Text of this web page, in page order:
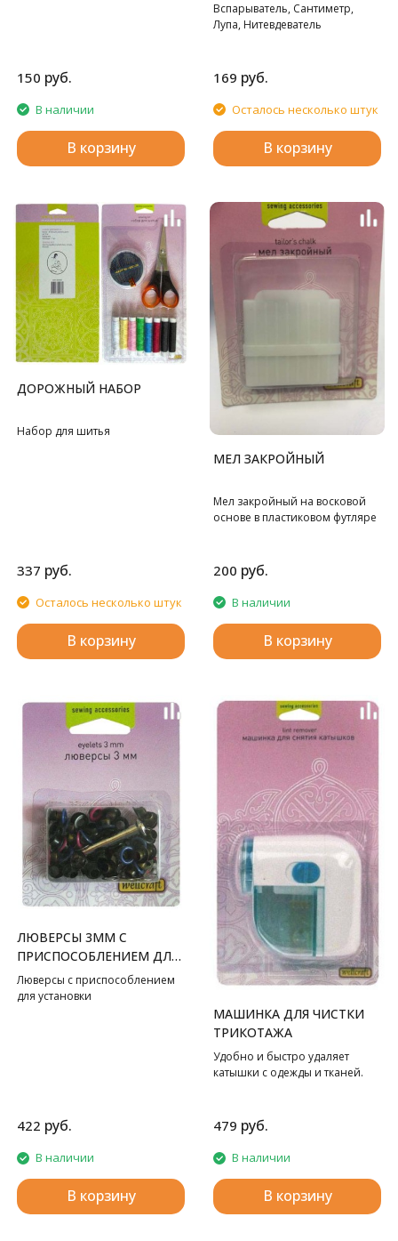
150 руб.
В наличии
В корзину
Вспарыватель, Сантиметр,
Лупа, Нитевдеватель
169 руб.
Осталось несколько штук
В корзину
ДОРОЖНЫЙ НАБОР
Набор для шитья
337 руб.
Осталось несколько штук
В корзину
МЕЛ ЗАКРОЙНЫЙ
Мел закройный на восковой
основе в пластиковом футляре
200 руб.
В наличии
В корзину
ЛЮВЕРСЫ 3ММ С
ПРИСПОСОБЛЕНИЕМ ДЛЯ
УСТАНОВКИ
Люверсы с приспособлением
для установки
422 руб.
В наличии
В корзину
МАШИНКА ДЛЯ ЧИСТКИ
ТРИКОТАЖА
Удобно и быстро удаляет
катышки с одежды и тканей.
479 руб.
В наличии
В корзину